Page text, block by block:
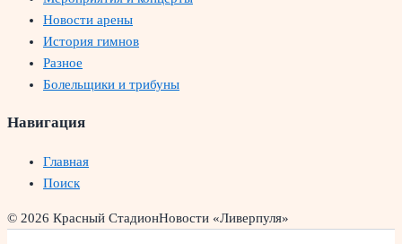
Новости арены
История гимнов
Разное
Болельщики и трибуны
Навигация
Главная
Поиск
© 2026 Красный СтадионНовости «Ливерпуля»